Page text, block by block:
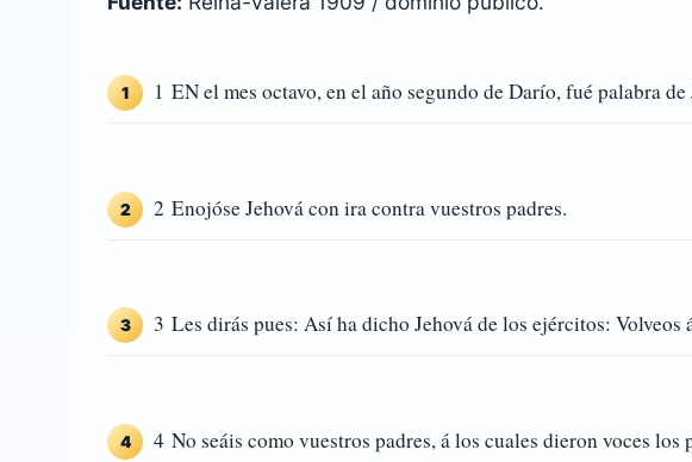
1 1 EN el mes octavo, en el año segundo de Darío, fué palabra
2 2 Enojóse Jehová con ira contra vuestros padres.
3 3 Les dirás pues: Así ha dicho Jehová de los ejércitos:
4
4 No seáis como vuestros padres, á los cuales dieron voces